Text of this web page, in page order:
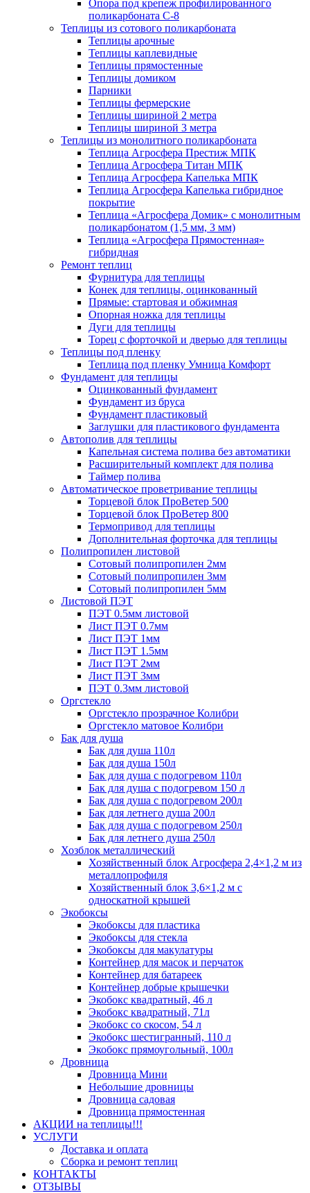
Опора под крепеж профилированного
поликарбоната С-8
Теплицы из сотового поликарбоната
Теплицы арочные
Теплицы каплевидные
Теплицы прямостенные
Теплицы домиком
Парники
Теплицы фермерские
Теплицы шириной 2 метра
Теплицы шириной 3 метра
Теплицы из монолитного поликарбоната
Теплица Агросфера Престиж МПК
Теплица Агросфера Титан МПК
Теплица Агросфера Капелька МПК
Теплица Агросфера Капелька гибридное
покрытие
Теплица «Агросфера Домик» с монолитным
поликарбонатом (1,5 мм, 3 мм)
Теплица «Агросфера Прямостенная»
гибридная
Ремонт теплиц
Фурнитура для теплицы
Конек для теплицы, оцинкованный
Прямые: стартовая и обжимная
Опорная ножка для теплицы
Дуги для теплицы
Торец с форточкой и дверью для теплицы
Теплицы под пленку
Теплица под пленку Умница Комфорт
Фундамент для теплицы
Оцинкованный фундамент
Фундамент из бруса
Фундамент пластиковый
Заглушки для пластикового фундамента
Автополив для теплицы
Капельная система полива без автоматики
Расширительный комплект для полива
Таймер полива
Автоматическое проветривание теплицы
Торцевой блок ПроВетер 500
Торцевой блок ПроВетер 800
Термопривод для теплицы
Дополнительная форточка для теплицы
Полипропилен листовой
Сотовый полипропилен 2мм
Сотовый полипропилен 3мм
Сотовый полипропилен 5мм
Листовой ПЭТ
ПЭТ 0.5мм листовой
Лист ПЭТ 0.7мм
Лист ПЭТ 1мм
Лист ПЭТ 1.5мм
Лист ПЭТ 2мм
Лист ПЭТ 3мм
ПЭТ 0.3мм листовой
Оргстекло
Оргстекло прозрачное Колибри
Оргстекло матовое Колибри
Бак для душа
Бак для душа 110л
Бак для душа 150л
Бак для душа с подогревом 110л
Бак для душа с подогревом 150 л
Бак для душа с подогревом 200л
Бак для летнего душа 200л
Бак для душа с подогревом 250л
Бак для летнего душа 250л
Хозблок металлический
Хозяйственный блок Агросфера 2,4×1,2 м из
металлопрофиля
Хозяйственный блок 3,6×1,2 м с
односкатной крышей
Экобоксы
Экобоксы для пластика
Экобоксы для стекла
Экобоксы для макулатуры
Контейнер для масок и перчаток
Контейнер для батареек
Контейнер добрые крышечки
Экобокс квадратный, 46 л
Экобокс квадратный, 71л
Экобокс со скосом, 54 л
Экобокс шестигранный, 110 л
Экобокс прямоугольный, 100л
Дровница
Дровница Мини
Небольшие дровницы
Дровница садовая
Дровница прямостенная
АКЦИИ на теплицы!!!
УСЛУГИ
Доставка и оплата
Сборка и ремонт теплиц
КОНТАКТЫ
ОТЗЫВЫ